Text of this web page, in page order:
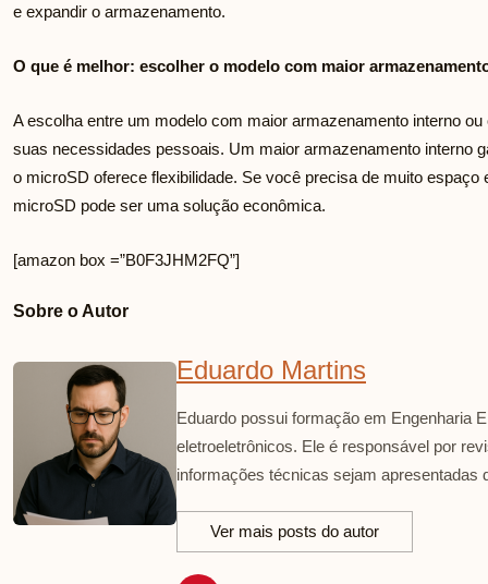
e expandir o armazenamento.
O que é melhor: escolher o modelo com maior
A escolha entre um modelo com maior armazenamento interno
suas necessidades pessoais. Um maior armazenamento interno
o microSD oferece flexibilidade. Se você precisa de muito
microSD pode ser uma solução econômica.
[amazon box =”B0F3JHM2FQ”]
Sobre o Autor
Eduardo Martins
Eduardo possui formação em Engenharia
eletroeletrônicos. Ele é responsável por
informações técnicas sejam apresentadas
Ver mais posts do autor